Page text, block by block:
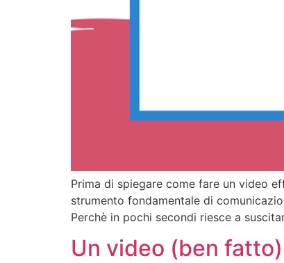
Prima di spiegare come fare un video
strumento fondamentale di
Perchè in pochi secondi riesce a
Un video (ben fatto)